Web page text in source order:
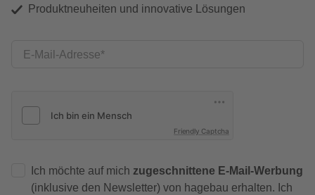
Produktneuheiten und innovative Lösungen
E-Mail-Adresse
Friendly Captcha
Ich möchte auf mich zugeschnittene E-Mail-Werbung
(inklusive den Newsletter) von hagebau erhalten. Ich